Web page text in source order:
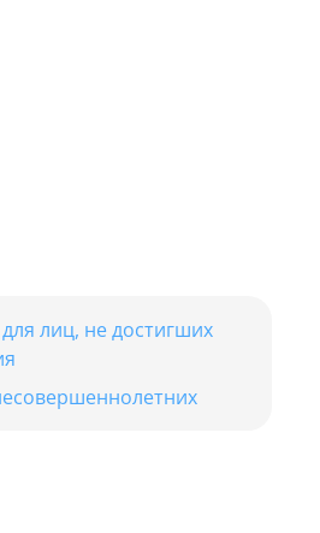
лиц, не достигших